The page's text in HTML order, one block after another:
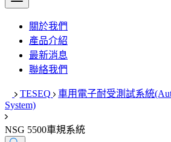
關於我們
產品介紹
最新消息
聯絡我們
TESEQ
車用電子耐受測試系統
System)
NSG 5500車規系統